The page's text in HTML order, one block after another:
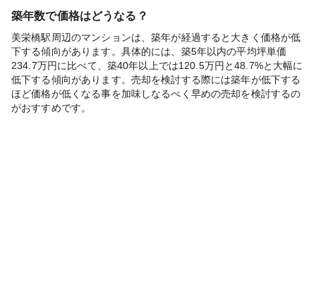
築年数で価格はどうなる？
美栄橋駅周辺のマンションは、築年が経過すると大きく価格が低
下する傾向があります。具体的には、築5年以内の平均坪単価
234.7万円に比べて、築40年以上では120.5万円と48.7%と大幅に
低下する傾向があります。売却を検討する際には築年が低下する
ほど価格が低くなる事を加味しなるべく早めの売却を検討するの
がおすすめです。